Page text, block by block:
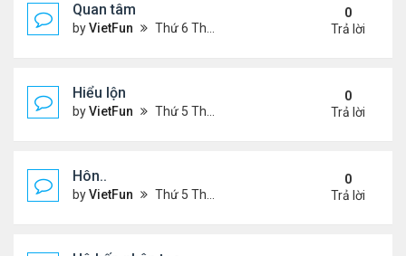
Quan tâm
byVietFun Thứ 6 Tháng 8 12, 2022 12:54 pm
0
Trả lời
Hiểu lộn
byVietFun Thứ 5 Tháng 7 14, 2022 5:08 pm
0
Trả lời
Hôn..
byVietFun Thứ 5 Tháng 7 14, 2022 4:59 pm
0
Trả lời